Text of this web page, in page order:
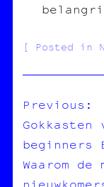
Posted in
DE
Previous:
Gokkasten
beginners
Waarom de